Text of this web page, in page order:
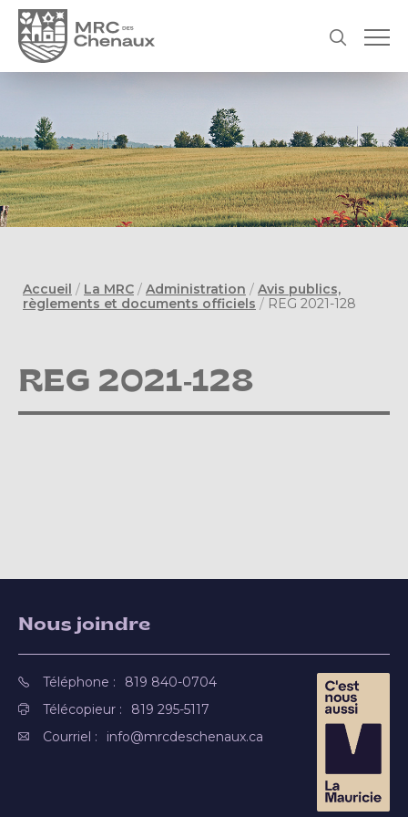
Accueil / La MRC / Administration / Avis publics,
règlements et documents officiels / REG 2021-128
REG 2021-128
Nous joindre
Téléphone :
819 840-0704
Télécopieur :
819 295-5117
Courriel :
info@mrcdeschenaux.ca